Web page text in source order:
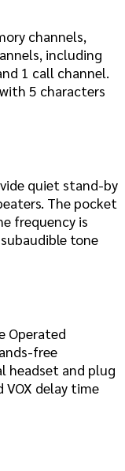
channels,
including
1 call channel.
5 characters
quiet stand-by
The pocket
frequency is
tone
Operated
free
headset and plug
VOX delay time